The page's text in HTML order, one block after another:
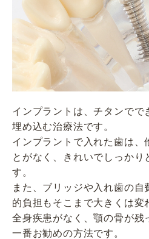
インプラントは、チタンでで
埋め込む治療法です。
インプラントで入れた歯は、
とがなく、きれいでしっかり
す。
また、ブリッジや入れ歯の自
的負担もそこまで大きくは変
全身疾患がなく、顎の骨が残
一番お勧めの方法です。